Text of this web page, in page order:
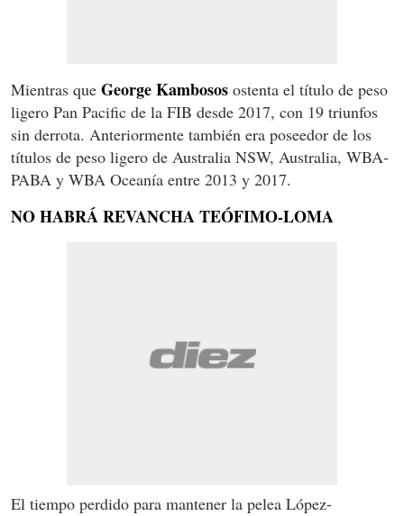
Mientras que George Kambosos ostenta el título de peso
ligero Pan Pacific de la FIB desde 2017, con 19 triunfos
sin derrota. Anteriormente también era poseedor de los
títulos de peso ligero de Australia NSW, Australia, WBA-
PABA y WBA Oceanía entre 2013 y 2017.
NO HABRÁ REVANCHA TEÓFIMO-LOMA
El tiempo perdido para mantener la pelea López-